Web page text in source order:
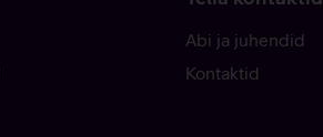
Abi ja juhendid
Kontaktid